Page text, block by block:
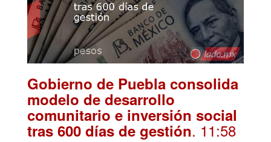
Gobierno de Puebla consolida
modelo de desarrollo
comunitario e inversión social
tras 600 días de gestión. 11:58